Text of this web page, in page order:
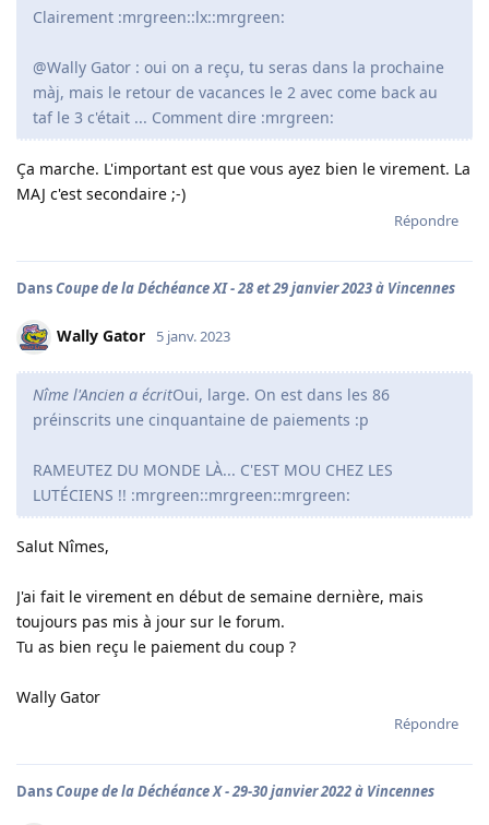
Clairement :mrgreen::lx::mrgreen:
@Wally Gator : oui on a reçu, tu seras dans la prochaine
màj, mais le retour de vacances le 2 avec come back au
taf le 3 c'était ... Comment dire :mrgreen:
Ça marche. L'important est que vous ayez bien le virement. La
MAJ c'est secondaire ;-)
Répondre
DansCoupe de la Déchéance XI - 28 et 29 janvier 2023 à Vincennes
Wally Gator 5 janv. 2023
Nîme l'Ancien a écritOui, large. On est dans les 86
préinscrits une cinquantaine de paiements :p
RAMEUTEZ DU MONDE LÀ... C'EST MOU CHEZ LES
LUTÉCIENS !! :mrgreen::mrgreen::mrgreen:
Salut Nîmes,
J'ai fait le virement en début de semaine dernière, mais
toujours pas mis à jour sur le forum.
Tu as bien reçu le paiement du coup ?
Wally Gator
Répondre
DansCoupe de la Déchéance X - 29-30 janvier 2022 à Vincennes